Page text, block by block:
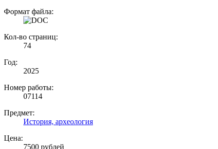
Формат файла:
Кол-во страниц:
74
Год:
2025
Номер работы:
07114
Предмет:
История, археология
Цена:
7500 рублей